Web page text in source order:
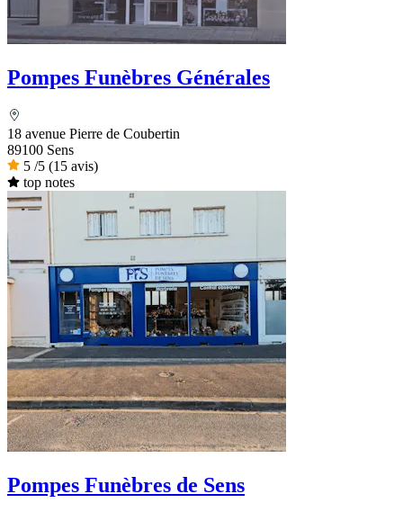
Pompes Funèbres Générales
18 avenue Pierre de Coubertin
89100 Sens
5 /5 (15 avis)
top notes
Pompes Funèbres de Sens